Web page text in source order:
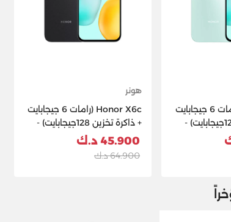
Honor X6c (رامات 6 جيجابايت
+ ذاكرة تخزين 128جيجابايت) -
هونر
Honor X6c (رامات 6 جيجابايت
+ ذاكرة تخزين 128جيجابايت) -
أسود
45.900 د.ك
64.900 د.ك